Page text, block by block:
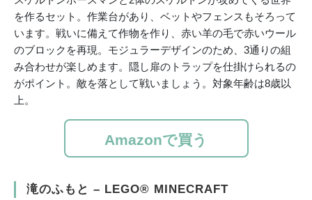
を作るセット。作業台があり、ベットやフェンスもそろって
います。戦いに備えて作物を作り、赤い羊の毛で赤いウール
のブロックを再現。モジュラーデザインのため、3通りの組
み合わせが楽しめます。隠し扉のトラップを仕掛けられるの
がポイント。敵を落として戦いましょう。対象年齢は8歳以
上。
Amazonで買う
滝のふもと – LEGO® MINECRAFT